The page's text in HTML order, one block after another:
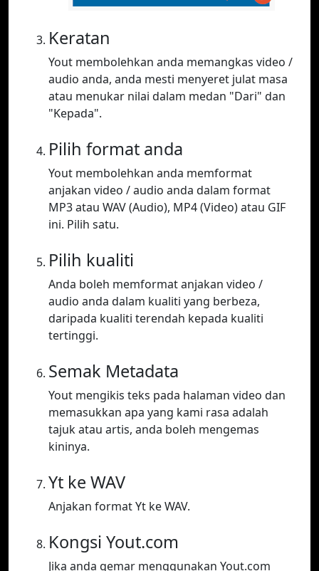
Keratan
Yout membolehkan anda memangkas video /
audio anda, anda mesti menyeret julat masa
atau menukar nilai dalam medan "Dari" dan
"Kepada".
Pilih format anda
Yout membolehkan anda memformat
anjakan video / audio anda dalam format
MP3 atau WAV (Audio), MP4 (Video) atau GIF
ini. Pilih satu.
Pilih kualiti
Anda boleh memformat anjakan video /
audio anda dalam kualiti yang berbeza,
daripada kualiti terendah kepada kualiti
tertinggi.
Semak Metadata
Yout mengikis teks pada halaman video dan
memasukkan apa yang kami rasa adalah
tajuk atau artis, anda boleh mengemas
kininya.
Yt ke WAV
Anjakan format Yt ke WAV.
Kongsi Yout.com
Jika anda gemar menggunakan Yout.com